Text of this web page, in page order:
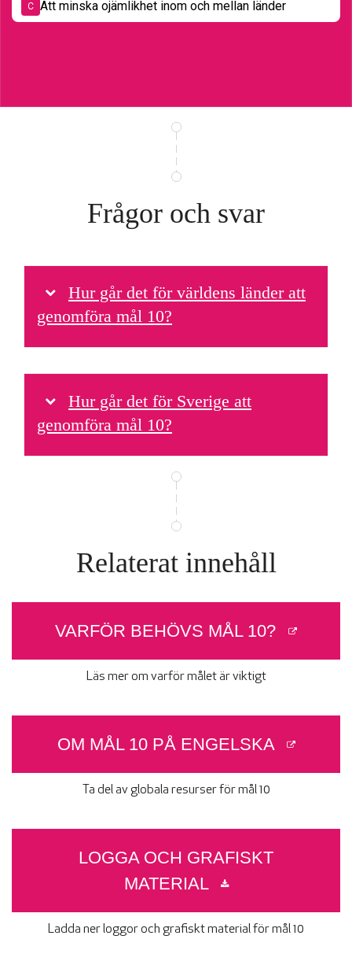
C Att minska ojämlikhet inom och mellan länder
Frågor och svar
Hur går det för världens länder att
genomföra mål 10?
Hur går det för Sverige att
genomföra mål 10?
Relaterat innehåll
VARFÖR BEHÖVS MÅL 10?
Läs mer om varför målet är viktigt
OM MÅL 10 PÅ ENGELSKA
Ta del av globala resurser för mål 10
LOGGA OCH GRAFISKT
MATERIAL
Ladda ner loggor och grafiskt material för mål 10